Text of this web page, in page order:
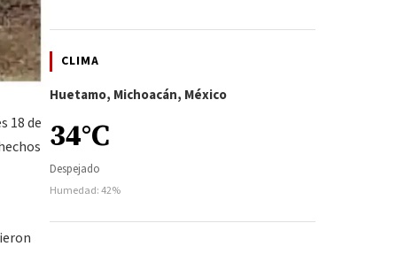
18 de
CLIMA
Huetamo, Michoacán, México
34°C
Despejado
Humedad: 42%